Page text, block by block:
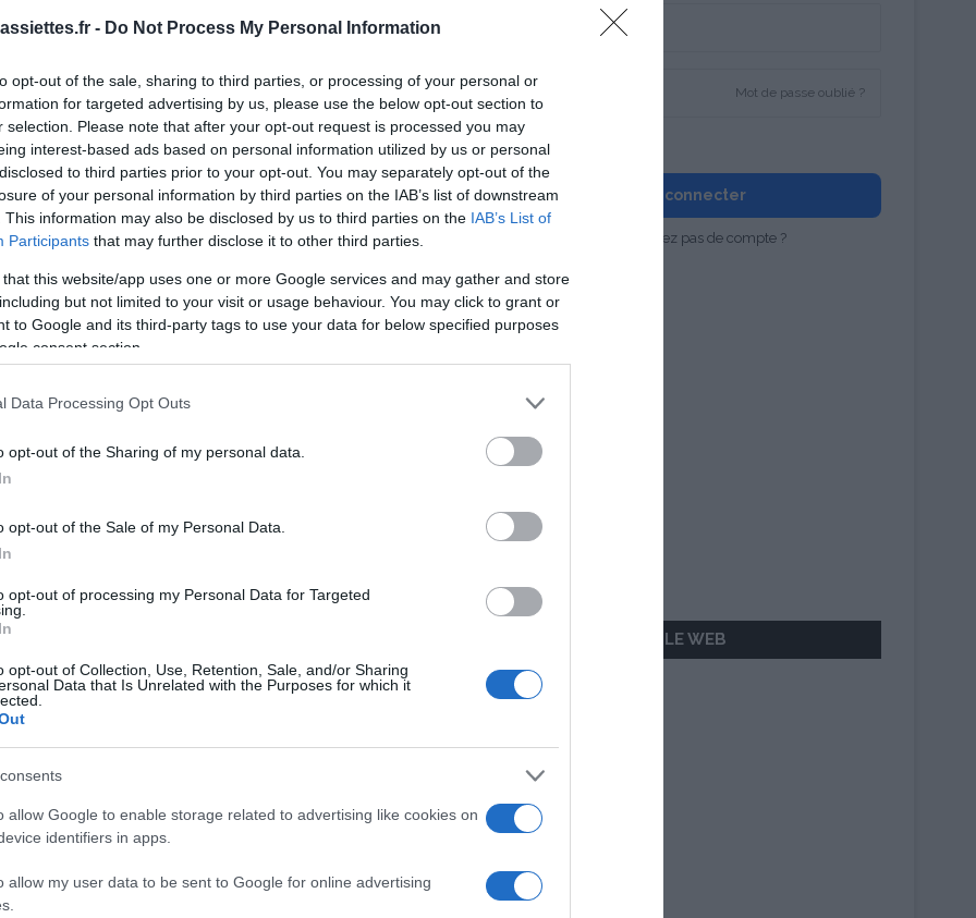
- Do Not Process My Personal Information
opt-out of the sale, sharing to third parties, or processing of your personal or
for targeted advertising by us, please use the below opt-out section to
selection. Please note that after your opt-out request is processed you may
interest-based ads based on personal information utilized by us or personal
to third parties prior to your opt-out. You may separately opt-out of the
of your personal information by third parties on the IAB’s list of downstream
This information may also be disclosed by us to third parties on the IAB’s List of
Participants that may further disclose it to other third parties.
that this website/app uses one or more Google services and may gather and store
but not limited to your visit or usage behaviour. You may click to grant or
to Google and its third-party tags to use your data for below specified purposes
consent section.
Data Processing Opt Outs
opt-out of the Sharing of my personal data.
opt-out of the Sale of my Personal Data.
opt-out of processing my Personal Data for Targeted
opt-out of Collection, Use, Retention, Sale, and/or Sharing
Data that Is Unrelated with the Purposes for which it
allow Google to enable storage related to advertising like cookies on
identifiers in apps.
allow my user data to be sent to Google for online advertising
grand ! Cette année, les enfants partent à l’aventure
Surprise
de couleurs printanières et propose, parmi d’autres
?
fêter Pâques en famille ou entre amis
Mot de passe oublié ?
Se souvenir de moi
Se connecter
Vous n'avez pas de compte ?
AILLEURS SUR LE WEB